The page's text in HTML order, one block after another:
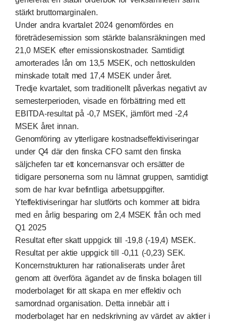
stärkt bruttomarginalen.
Under andra kvartalet 2024 genomfördes en
företrädesemission som stärkte balansräkningen med
21,0 MSEK efter emissionskostnader. Samtidigt
amorterades lån om 13,5 MSEK, och nettoskulden
minskade totalt med 17,4 MSEK under året.
Tredje kvartalet, som traditionellt påverkas negativt av
semesterperioden, visade en förbättring med ett
EBITDA-resultat på -0,7 MSEK, jämfört med -2,4
MSEK året innan.
Genomföring av ytterligare kostnadseffektiviseringar
under Q4 där den finska CFO samt den finska
säljchefen tar ett koncernansvar och ersätter de
tidigare personerna som nu lämnat gruppen, samtidigt
som de har kvar befintliga arbetsuppgifter.
Yteffektiviseringar har slutförts och kommer att bidra
med en årlig besparing om 2,4 MSEK från och med
Q1 2025
Resultat efter skatt uppgick till -19,8 (-19,4) MSEK.
Resultat per aktie uppgick till -0,11 (-0,23) SEK.
Koncernstrukturen har rationaliserats under året
genom att överföra ägandet av de finska bolagen till
moderbolaget för att skapa en mer effektiv och
samordnad organisation. Detta innebär att i
moderbolaget har en nedskrivning av värdet av aktier i